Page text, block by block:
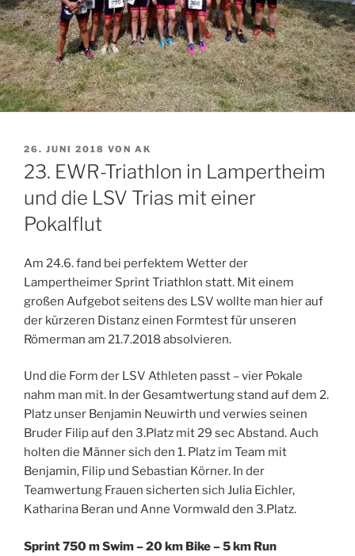
VERÖFFENTLICHT
AM
26. JUNI 2018 VON AK
23. EWR-Triathlon in Lampertheim
und die LSV Trias mit einer
Pokalflut
Am 24.6. fand bei perfektem Wetter der
Lampertheimer Sprint Triathlon statt. Mit einem
großen Aufgebot seitens des LSV wollte man hier auf
der kürzeren Distanz einen Formtest für unseren
Römerman am 21.7.2018 absolvieren.
Und die Form der LSV Athleten passt – vier Pokale
nahm man mit. In der Gesamtwertung stand auf dem 2.
Platz unser Benjamin Neuwirth und verwies seinen
Bruder Filip auf den 3.Platz mit 29 sec Abstand. Auch
holten die Männer sich den 1. Platz im Team mit
Benjamin, Filip und Sebastian Körner. In der
Teamwertung Frauen sicherten sich Julia Eichler,
Katharina Beran und Anne Vormwald den 3.Platz.
Sprint 750 m Swim – 20 km Bike – 5 km Run